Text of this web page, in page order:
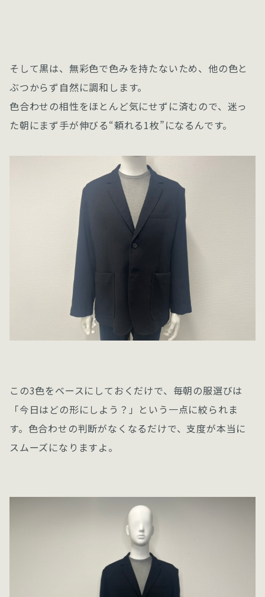
そして黒は、無彩色で色みを持たないため、他の色と
ぶつからず自然に調和します。
色合わせの相性をほとんど気にせずに済むので、迷っ
た朝にまず手が伸びる“頼れる1枚”になるんです。
この3色をベースにしておくだけで、毎朝の服選びは
「今日はどの形にしよう？」という一点に絞られま
す。色合わせの判断がなくなるだけで、支度が本当に
スムーズになりますよ。